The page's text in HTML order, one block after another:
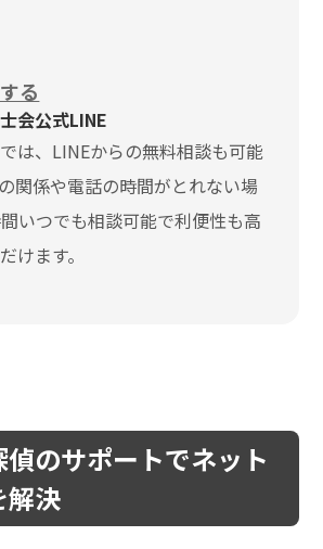
る
会公式LINE
は、LINEからの無料相談も可能
関係や電話の時間がとれない場
いつでも相談可能で利便性も高
けます。
のサポートでネット
解決